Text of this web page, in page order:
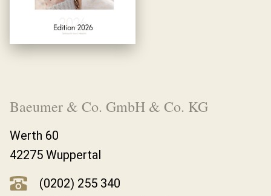
Baeumer & Co. GmbH & Co. KG
Werth 60
42275 Wuppertal
(0202) 255 340